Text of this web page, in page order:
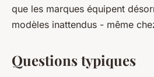
que les marques équipent
modèles inattendus - même
Questions typiques